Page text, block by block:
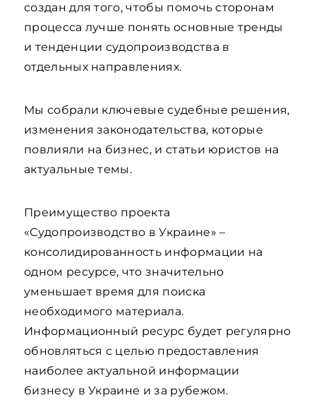
создан для того, чтобы помочь сторонам
процесса лучше понять основные тренды
и тенденции судопроизводства в
отдельных направлениях.
Мы собрали ключевые судебные решения,
изменения законодательства, которые
повлияли на бизнес, и статьи юристов на
актуальные темы.
Преимущество проекта
«Судопроизводство в Украине» –
консолидированность информации на
одном ресурсе, что значительно
уменьшает время для поиска
необходимого материала.
Информационный ресурс будет регулярно
обновляться с целью предоставления
наиболее актуальной информации
бизнесу в Украине и за рубежом.